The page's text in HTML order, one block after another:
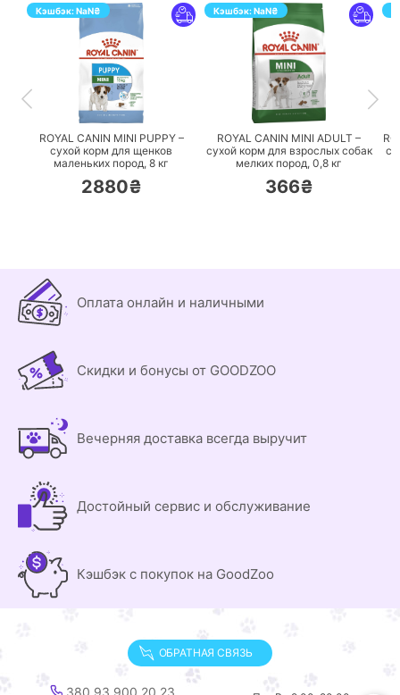
Кэшбэк:NaN₴
ПЕРЕЙТИ
ROYAL CANIN MINI PUPPY –
сухой корм для щенков
маленьких пород, 8 кг
2880₴
Кэшбэк:NaN₴
ПЕРЕЙТИ
ROYAL CANIN MINI ADULT –
сухой корм для взрослых собак
мелких пород, 0,8 кг
366₴
Оплата онлайн и наличными
Скидки и бонусы от GOODZOO
Вечерняя доставка всегда выручит
Достойный сервис и обслуживание
Кэшбэк с покупок на GoodZoo
ОБРАТНАЯ СВЯЗЬ
380 93 900 20 23